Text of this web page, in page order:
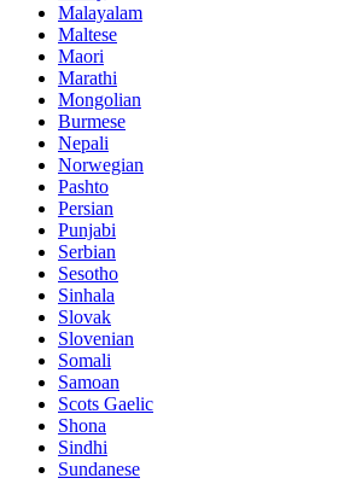
Malayalam
Maltese
Maori
Marathi
Mongolian
Burmese
Nepali
Norwegian
Pashto
Persian
Punjabi
Serbian
Sesotho
Sinhala
Slovak
Slovenian
Somali
Samoan
Scots Gaelic
Shona
Sindhi
Sundanese